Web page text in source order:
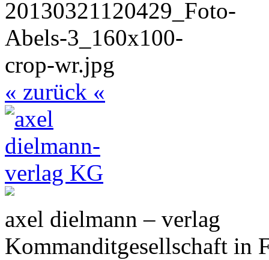
« zurück «
axel dielmann – verlag
Kommanditgesellschaft in